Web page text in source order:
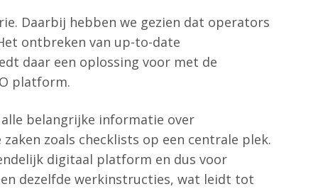
Daarbij hebben we gezien dat operators
ontbreken van up-to-date
daar een oplossing voor met de
platform.
belangrijke informatie over
zoals checklists op een centrale plek.
digitaal platform en dus voor
dezelfde werkinstructies, wat leidt tot